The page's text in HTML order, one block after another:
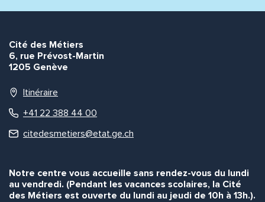
Cité des Métiers
6, rue Prévost-Martin
1205 Genève
Itinéraire
+41 22 388 44 00
citedesmetiers@etat.ge.ch
Notre centre vous accueille sans rendez-vous du lundi
au vendredi. (Pendant les vacances scolaires, la Cité
des Métiers est ouverte du lundi au jeudi de 10h à 13h.).